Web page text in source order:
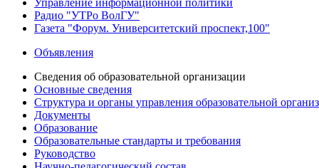
Управление информационной политики
Радио "УТРо ВолГУ"
Газета "Форум. Университетский проспект,100"
Объявления
Сведения об образовательной организации
Основные сведения
Структура и органы управления образовательной
Документы
Образование
Образовательные стандарты и требования
Руководство